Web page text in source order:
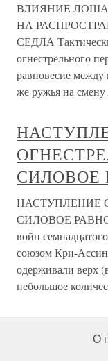
ВЛИЯНИЕ
НА
СЕДЛА
огнестрельного
равновесие
же ружья на
СИЛОВОЕ
НАСТУПЛЕНИЕ
СИЛОВОЕ
войн
союзом Кри-
одерживали верх
небольшое
О